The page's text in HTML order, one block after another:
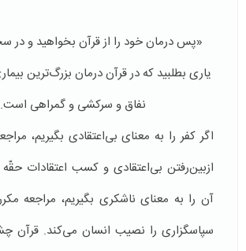
«پس درمان خود را از قرآن بخواهید و در
یاری بطلبید که در قرآن درمان بزرگ‌ترین
نفاق و سرکشی و گمراهی
اگر کفر را به معنای بی‌اعتقادی بگیریم،
ازبین‌رفتن بی‌اعتقادی و کسب اعتقادات
آن را به معنای ناشکری بگیریم، مراجعه
سپاسگزاری را نصیب انسان می‌کند. قرآن